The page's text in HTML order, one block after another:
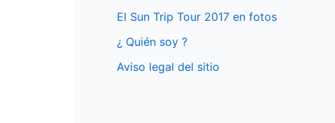
r
El Sun Trip Tour 2017 en fotos
¿ Quién soy ?
Aviso legal del sitio